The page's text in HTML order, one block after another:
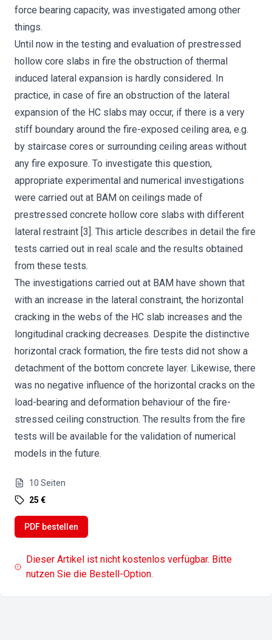
force bearing capacity, was investigated among other
things.
Until now in the testing and evaluation of prestressed
hollow core slabs in fire the obstruction of thermal
induced lateral expansion is hardly considered. In
practice, in case of fire an obstruction of the lateral
expansion of the HC slabs may occur, if there is a very
stiff boundary around the fire-exposed ceiling area, e.g.
by staircase cores or surrounding ceiling areas without
any fire exposure. To investigate this question,
appropriate experimental and numerical investigations
were carried out at BAM on ceilings made of
prestressed concrete hollow core slabs with different
lateral restraint [3]. This article describes in detail the fire
tests carried out in real scale and the results obtained
from these tests.
The investigations carried out at BAM have shown that
with an increase in the lateral constraint, the horizontal
cracking in the webs of the HC slab increases and the
longitudinal cracking decreases. Despite the distinctive
horizontal crack formation, the fire tests did not show a
detachment of the bottom concrete layer. Likewise, there
was no negative influence of the horizontal cracks on the
load-bearing and deformation behaviour of the fire-
stressed ceiling construction. The results from the fire
tests will be available for the validation of numerical
models in the future.
10 Seiten
25 €
PDF bestellen
Dieser Artikel ist nicht kostenlos verfügbar. Bitte
nutzen Sie die Bestell-Option.